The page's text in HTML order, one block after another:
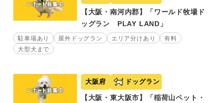
【大阪・南河内郡】「ワールド牧場ド
ッグラン PLAY LAND」
駐車場あり 屋外ドッグラン エリア分けあり
有料
大型犬まで
大阪府 ドッグラン
【大阪・東大阪市】「稲荷山ペット・